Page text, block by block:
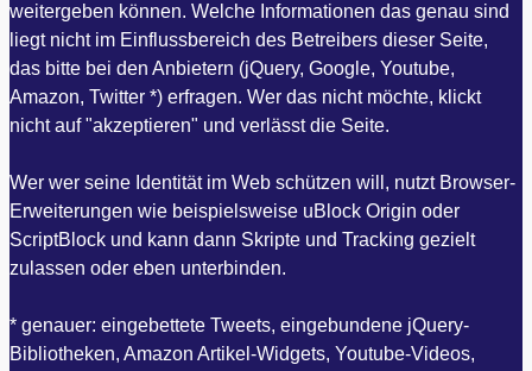
weitergeben können. Welche Informationen das genau sind
liegt nicht im Einflussbereich des Betreibers dieser Seite,
das bitte bei den Anbietern (jQuery, Google, Youtube,
Amazon, Twitter *) erfragen. Wer das nicht möchte, klickt
nicht auf "akzeptieren" und verlässt die Seite.
Wer wer seine Identität im Web schützen will, nutzt Browser-
Erweiterungen wie beispielsweise uBlock Origin oder
ScriptBlock und kann dann Skripte und Tracking gezielt
zulassen oder eben unterbinden.
* genauer: eingebettete Tweets, eingebundene jQuery-
Bibliotheken, Amazon Artikel-Widgets, Youtube-Videos,